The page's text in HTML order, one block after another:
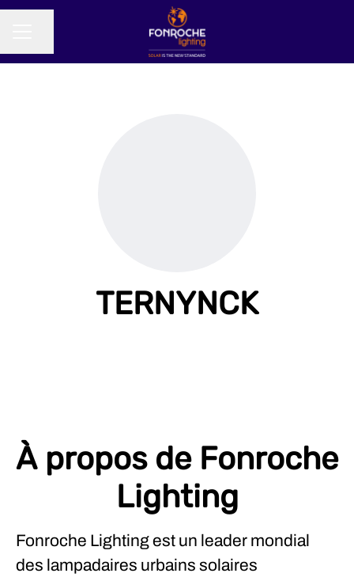
TERNYNCK
À propos de Fonroche
Lighting
Fonroche Lighting est un leader mondial
des lampadaires urbains solaires